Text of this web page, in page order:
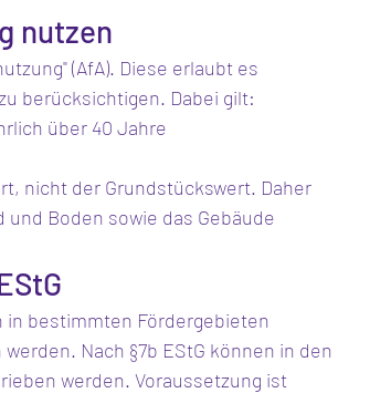
nutzen
(AfA). Diese erlaubt es
berücksichtigen. Dabei gilt:
über 40 Jahre
nicht der Grundstückswert. Daher
Boden sowie das Gebäude
in bestimmten Fördergebieten
Nach §7b EStG können in den
werden. Voraussetzung ist